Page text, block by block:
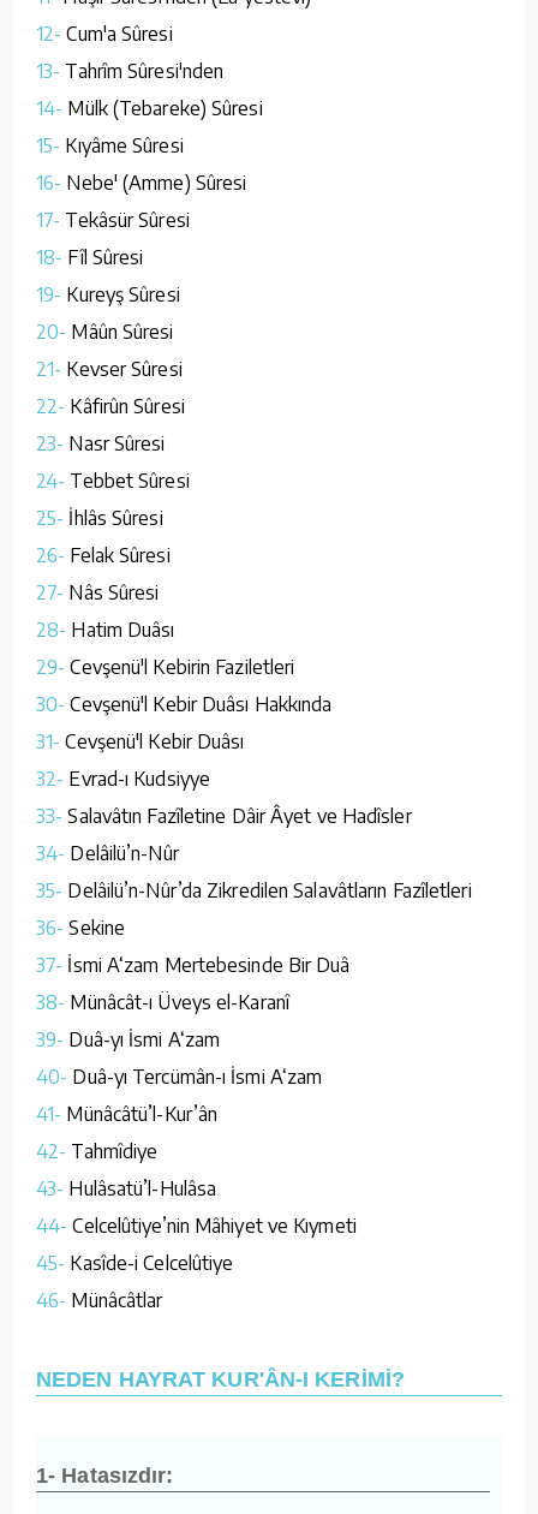
12- Cum'a Sûresi
13- Tahrîm Sûresi'nden
14- Mülk (Tebareke) Sûresi
15- Kıyâme Sûresi
16- Nebe' (Amme) Sûresi
17- Tekâsür Sûresi
18- Fîl Sûresi
19- Kureyş Sûresi
20- Mâûn Sûresi
21- Kevser Sûresi
22- Kâfirûn Sûresi
23- Nasr Sûresi
24- Tebbet Sûresi
25- İhlâs Sûresi
26- Felak Sûresi
27- Nâs Sûresi
28- Hatim Duâsı
29- Cevşenü'l Kebirin Faziletleri
30- Cevşenü'l Kebir Duâsı Hakkında
31- Cevşenü'l Kebir Duâsı
32- Evrad-ı Kudsiyye
33- Salavâtın Fazîletine Dâir Âyet ve Hadîsler
34- Delâilü’n-Nûr
35- Delâilü’n-Nûr’da Zikredilen Salavâtların Fazîletleri
36- Sekine
37- İsmi A‘zam Mertebesinde Bir Duâ
38- Münâcât-ı Üveys el-Karanî
39- Duâ-yı İsmi A‘zam
40- Duâ-yı Tercümân-ı İsmi A‘zam
41- Münâcâtü’l-Kur’ân
42- Tahmîdiye
43- Hulâsatü’l-Hulâsa
44- Celcelûtiye’nin Mâhiyet ve Kıymeti
45- Kasîde-i Celcelûtiye
46- Münâcâtlar
NEDEN HAYRAT KUR'ÂN-I KERİMİ?
1- Hatasızdır: